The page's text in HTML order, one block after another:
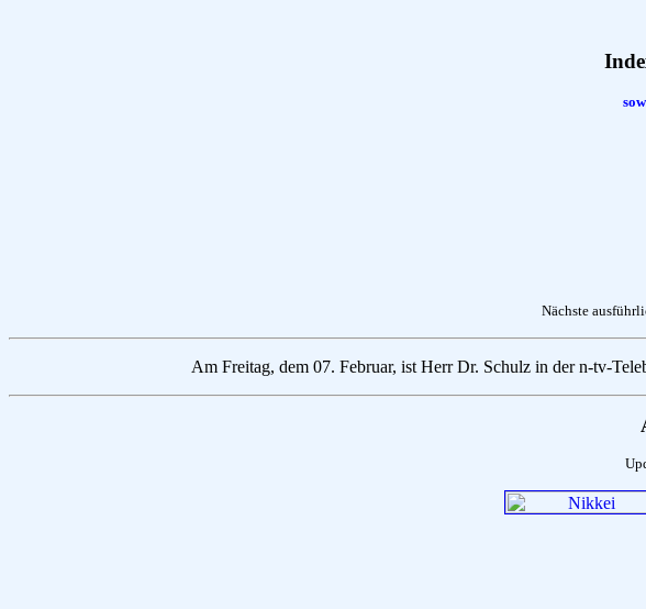
Nächste
Am Freitag, dem 07. Februar, ist Herr Dr. Schulz in der n-tv-